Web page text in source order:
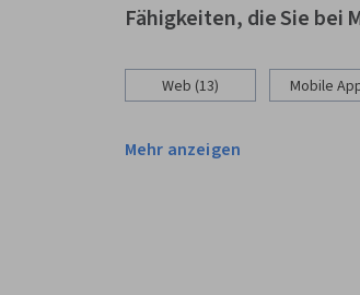
Fähigkeiten, die Sie bei
Web (13) Mobile
Mehr anzeigen